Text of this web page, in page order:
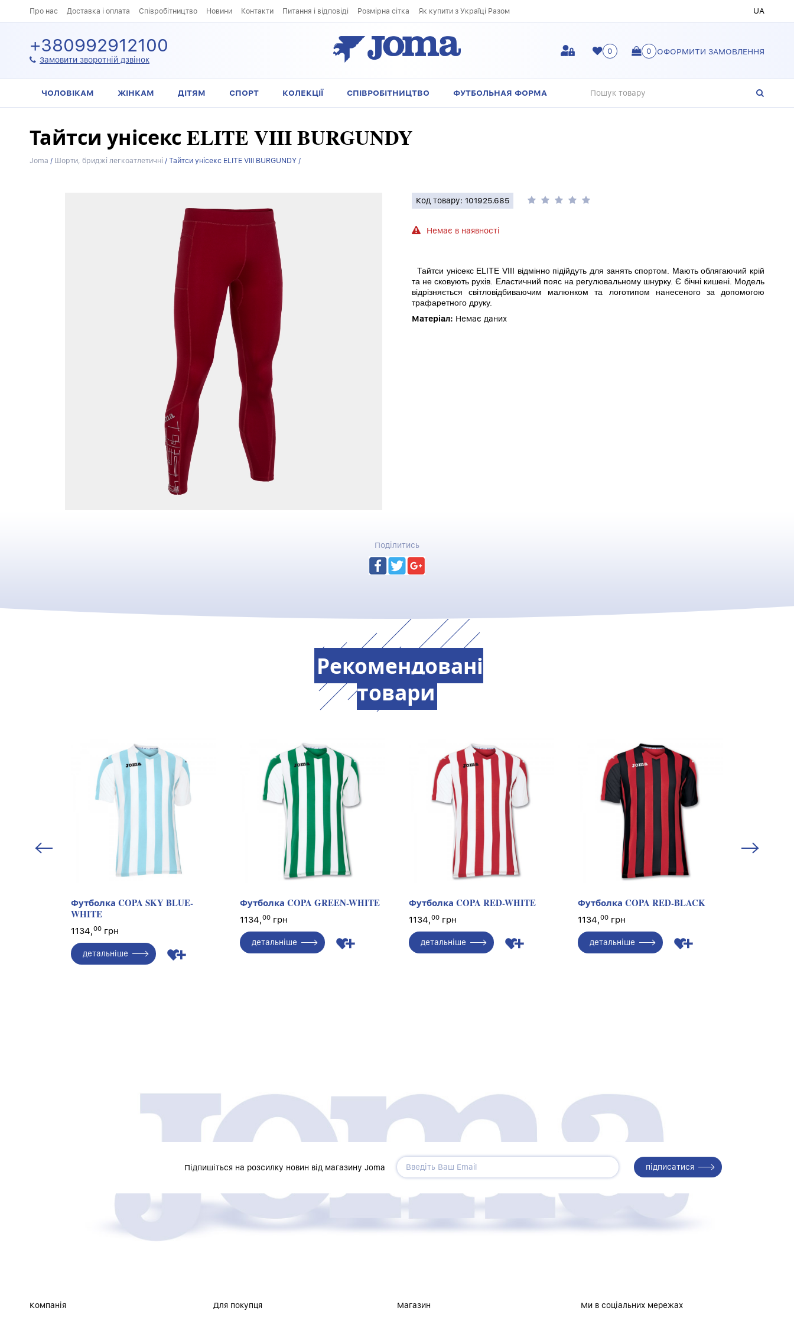
Про нас Доставка і оплата Співробітництво Новини Контакти Питання і відповіді Розмірна сітка Як купити з Україці Разом UA
+380992912100
Замовити зворотній дзвінок
ОФОРМИТИ ЗАМОВЛЕННЯ
0
0
ЧОЛОВІКАМ ЖІНКАМ ДІТЯМ СПОРТ КОЛЕКЦІЇ СПІВРОБІТНИЦТВО ФУТБОЛЬНАЯ ФОРМА
Тайтси унісекс ELITE VIII BURGUNDY
Joma / Шорти, бриджі легкоатлетичні / Тайтси унісекс ELITE VIII BURGUNDY /
Код товару: 101925.685
Немає в наявності
Тайтси унісекс ELITE VIII відмінно підійдуть для занять спортом. Мають облягаючий крій
та не сковують рухів. Еластичний пояс на регулювальному шнурку. Є бічні кишені. Модель
відрізняється світловідбиваючим малюнком та логотипом нанесеного за допомогою
трафаретного друку.
Матеріал: Немає даних
Поділитись
Рекомендовані
товари
Футболка COPA SKY BLUE-
WHITE
1134,00 грн
детальніше
Футболка COPA GREEN-WHITE
1134,00 грн
детальніше
Футболка COPA RED-WHITE
1134,00 грн
детальніше
Футболка COPA RED-BLACK
1134,00 грн
детальніше
Підпишіться на розсилку новин від магазину Joma
Компанія Для покупця Магазин Ми в соціальних мережах